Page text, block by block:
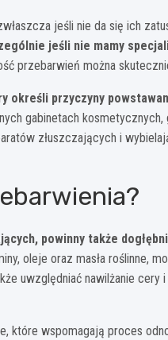
jeśli nie da się ich
jeśli nie mamy
przebarwień można
określi przyczyny
gabinetach kosmetycznych,
złuszczających i
powinny także
oleje oraz masła roślinne,
uwzględniać nawilżanie
które wspomagają proces